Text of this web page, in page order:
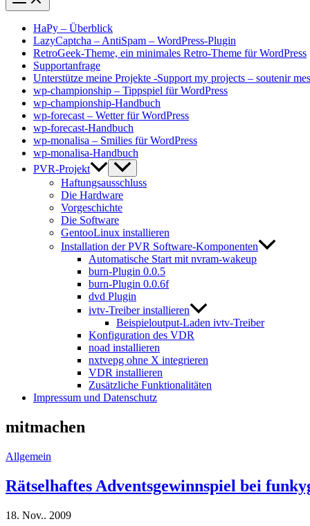
HaPy – Überblick
LazyCaptcha – AntiSpam – WordPress-Plugin
RetroGeek-Theme, ein minimales Retro-Theme für WordPress
Supportanfrage
Unterstütze meine Projekte -Support my projects – soutenir
wp-championship – Tippspiel für WordPress
wp-championship-Handbuch
wp-forecast – Wetter für WordPress
wp-forecast-Handbuch
wp-monalisa – Smilies für WordPress
wp-monalisa-Handbuch
PVR-Projekt
Haftungsausschluss
Die Hardware
Vorgeschichte
Die Software
GentooLinux installieren
Installation der PVR Software-Komponenten
Automatische Start mit nvram-wakeup
burn-Plugin 0.0.5
burn-Plugin 0.0.6f
dvd Plugin
ivtv-Treiber installieren
Beispieloutput-Laden ivtv-Treiber
Konfiguration des VDR
noad installieren
nxtvepg ohne X integrieren
VDR installieren
Zusätzliche Funktionalitäten
Impressum und Datenschutz
mitmachen
Allgemein
Rätselhaftes Adventsgewinnspiel bei
18. Nov.. 2009